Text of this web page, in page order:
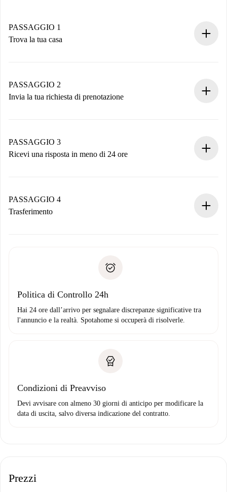
PASSAGGIO 1
Trova la tua casa
Hai tutte le informazioni necessarie in anticipo.
PASSAGGIO 2
Invia la tua richiesta di prenotazione
non accetta.
PASSAGGIO 3
Ricevi una risposta in meno di 24 ore
contatto con il proprietario.
Se rifiutata: non ti addebiteremo nulla e ti proporremo
Domiciliazione del pagamento
PASSAGGIO 4
Trasferimento
solo se non segnali problemi.
Politica di Controllo 24h
Hai 24 ore dall’arrivo per segnalare discrepanze significative tra
l'annuncio e la realtà. Spotahome si occuperà di risolverle.
Condizioni di Preavviso
Devi avvisare con almeno 30 giorni di anticipo per modificare la
data di uscita, salvo diversa indicazione del contratto.
Prezzi